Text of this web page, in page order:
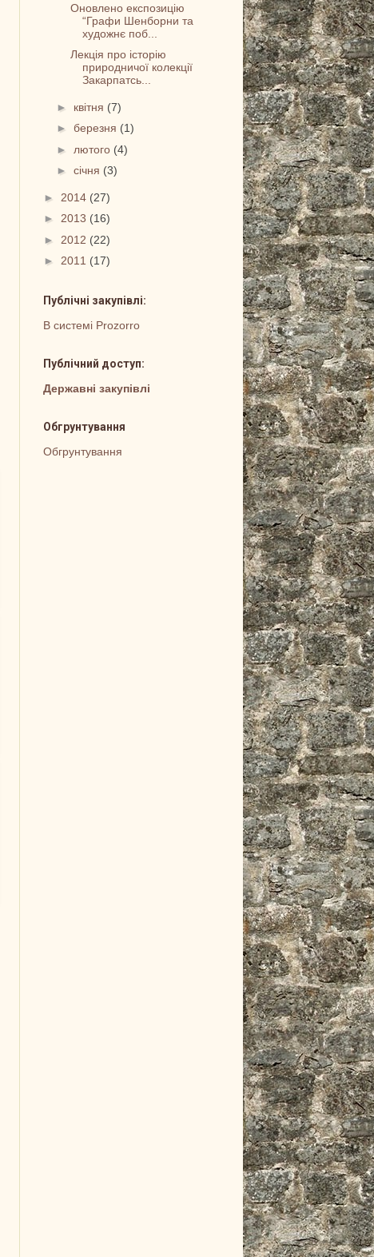
Оновлено експозицію
“Графи Шенборни та
художнє поб...
Лекція про історію
природничої колекції
Закарпатсь...
► квітня (7)
►березня (1)
► лютого (4)
►січня (3)
► 2014 (27)
► 2013 (16)
► 2012 (22)
► 2011 (17)
Публічні закупівлі:
В системі Prozorro
Публічний доступ:
Державні закупівлі
Обгрунтування
Обгрунтування